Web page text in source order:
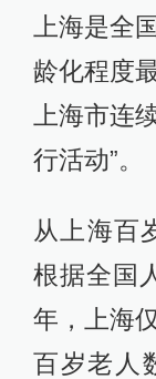
上海是全
龄化程度
上海市连
行活动”。
从上海百
根据全国
年，上海
百岁老人